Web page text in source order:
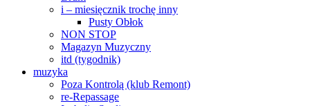
i – miesięcznik trochę inny
Pusty Obłok
NON STOP
Magazyn Muzyczny
itd (tygodnik)
muzyka
Poza Kontrolą (klub Remont)
re-Repassage